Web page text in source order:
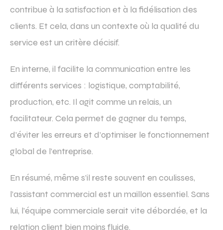
contribue à la satisfaction et à la fidélisation des
clients. Et cela, dans un contexte où la qualité du
service est un critère décisif.
En interne, il facilite la communication entre les
différents services : logistique, comptabilité,
production, etc. Il agit comme un relais, un
facilitateur. Cela permet de gagner du temps,
d’éviter les erreurs et d’optimiser le fonctionnement
global de l’entreprise.
En résumé, même s’il reste souvent en coulisses,
l’assistant commercial est un maillon essentiel. Sans
lui, l’équipe commerciale serait vite débordée, et la
relation client bien moins fluide.